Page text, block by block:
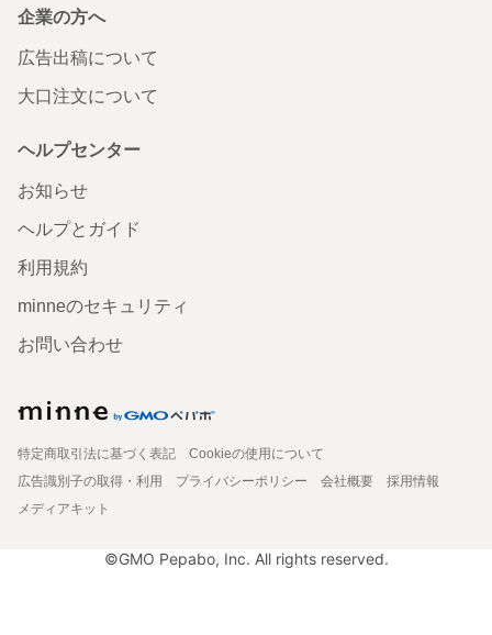
企業の方へ
広告出稿について
大口注文について
ヘルプセンター
お知らせ
ヘルプとガイド
利用規約
minneのセキュリティ
お問い合わせ
特定商取引法に基づく表記
Cookieの使用について
広告識別子の取得・利用
プライバシーポリシー 会社概要
採用情報
メディアキット
©GMO Pepabo, Inc. All rights reserved.